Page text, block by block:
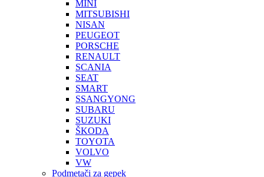
MINI
MITSUBISHI
NISAN
PEUGEOT
PORSCHE
RENAULT
SCANIA
SEAT
SMART
SSANGYONG
SUBARU
SUZUKI
ŠKODA
TOYOTA
VOLVO
VW
Podmetači za gepek